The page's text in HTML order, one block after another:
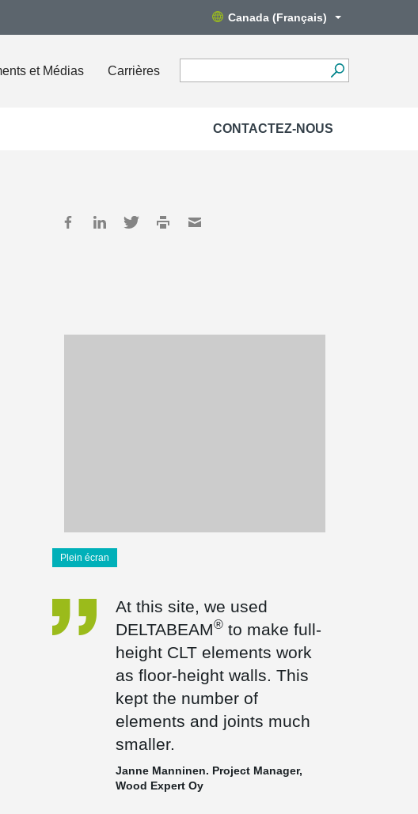
Canada (Français)
et Médias Carrières
CONTACTEZ-NOUS
Plein écran
At this site, we used
DELTABEAM®to make full-
height CLT elements work
as floor-height walls. This
kept the number of
elements and joints much
smaller.
Janne Manninen. Project Manager,
Wood Expert Oy